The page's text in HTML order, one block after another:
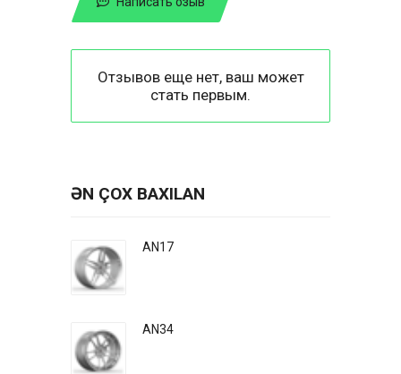
Отзывов еще нет, ваш может
стать первым.
ƏN ÇOX BAXILAN
AN17
AN34